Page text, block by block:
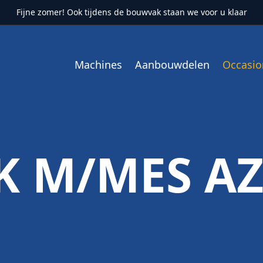
Fijne zomer! Ook tijdens de bouwvak staan we voor u klaar
Machines Aanbouwdelen
M/MES